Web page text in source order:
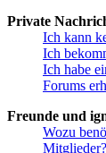
Private
Ich kann
Ich
Ich habe
Forums
Freunde und
Wozu
Mitglieder?